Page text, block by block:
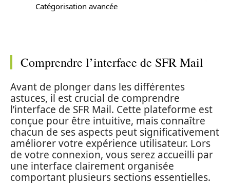
Catégorisation avancée
Comprendre l’interface de SFR Mail
Avant de plonger dans les différentes
astuces, il est crucial de comprendre
l’interface de SFR Mail. Cette plateforme est
conçue pour être intuitive, mais connaître
chacun de ses aspects peut significativement
améliorer votre expérience utilisateur. Lors
de votre connexion, vous serez accueilli par
une interface clairement organisée
comportant plusieurs sections essentielles.